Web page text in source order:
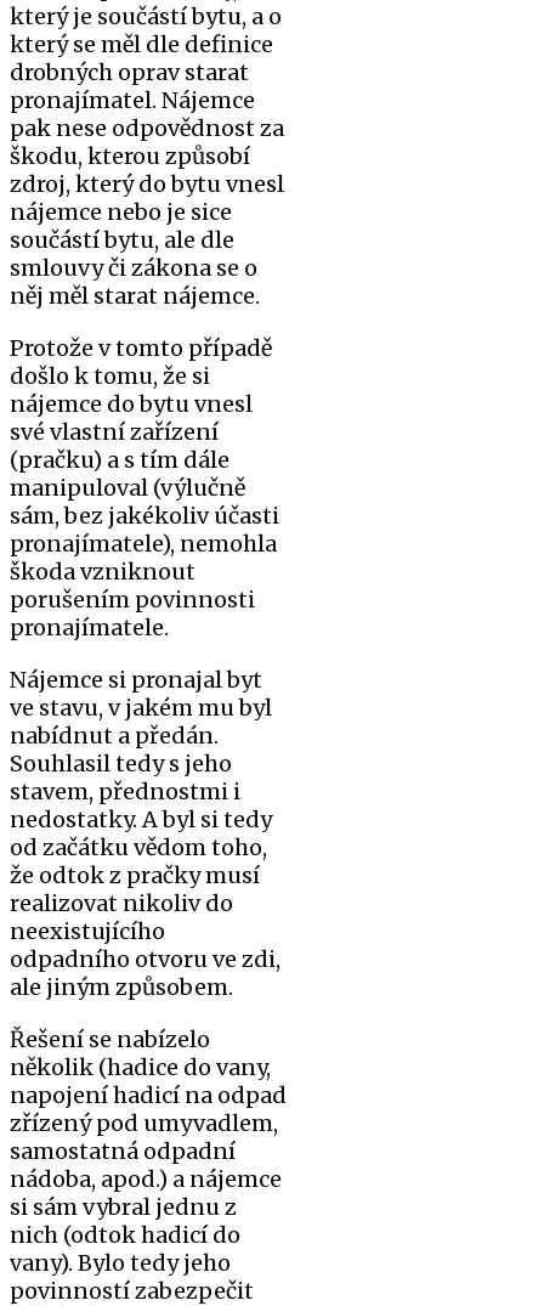
který je součástí bytu, a o
který se měl dle definice
drobných oprav starat
pronajímatel. Nájemce
pak nese odpovědnost za
škodu, kterou způsobí
zdroj, který do bytu vnesl
nájemce nebo je sice
součástí bytu, ale dle
smlouvy či zákona se o
něj měl starat nájemce.
Protože v tomto případě
došlo k tomu, že si
nájemce do bytu vnesl
své vlastní zařízení
(pračku) a s tím dále
manipuloval (výlučně
sám, bez jakékoliv účasti
pronajímatele), nemohla
škoda vzniknout
porušením povinnosti
pronajímatele.
Nájemce si pronajal byt
ve stavu, v jakém mu byl
nabídnut a předán.
Souhlasil tedy s jeho
stavem, přednostmi i
nedostatky. A byl si tedy
od začátku vědom toho,
že odtok z pračky musí
realizovat nikoliv do
neexistujícího
odpadního otvoru ve zdi,
ale jiným způsobem.
Řešení se nabízelo
několik (hadice do vany,
napojení hadicí na odpad
zřízený pod umyvadlem,
samostatná odpadní
nádoba, apod.) a nájemce
si sám vybral jednu z
nich (odtok hadicí do
vany). Bylo tedy jeho
povinností zabezpečit